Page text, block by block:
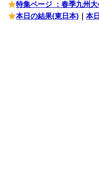
特集ページ ：春季九州
本日の結果(東日本) ｜本